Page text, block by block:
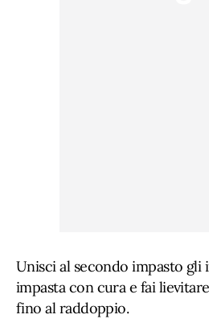
Unisci al secondo impasto
impasta con cura e fai
fino al raddoppio.